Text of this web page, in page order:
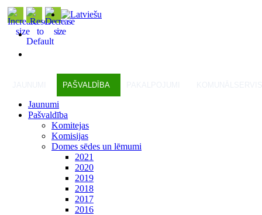
PAŠVALDĪBA
Jaunumi
Pašvaldība
Komitejas
Komisijas
Domes sēdes un lēmumi
2021
2020
2019
2018
2017
2016